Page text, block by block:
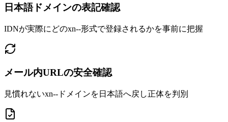
日本語ドメインの表記確認
IDNが実際にどのxn--形式で登録されるかを事前に把握
メール内URLの安全確認
見慣れないxn--ドメインを日本語へ戻し正体を判別